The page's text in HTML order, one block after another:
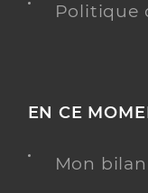
Politique
EN CE
Mon